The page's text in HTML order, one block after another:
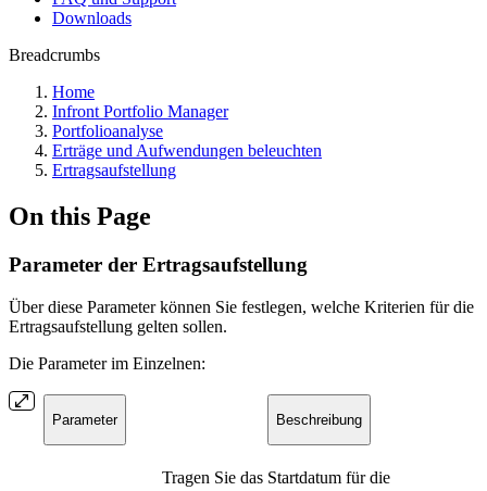
Downloads
Breadcrumbs
Home
Infront Portfolio Manager
Portfolioanalyse
Erträge und Aufwendungen beleuchten
Ertragsaufstellung
On this Page
Parameter der Ertragsaufstellung
Über diese Parameter können Sie festlegen, welche Kriterien für die
Ertragsaufstellung gelten sollen.
Die Parameter im Einzelnen:
Parameter Beschreibung
Tragen Sie das Startdatum für die